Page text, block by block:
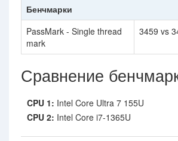
Бенчмарки
PassMark - Single thread
mark
3459 vs
Сравнение
CPU 1: Intel Core Ultra 7 155U
CPU 2: Intel Core i7-1365U